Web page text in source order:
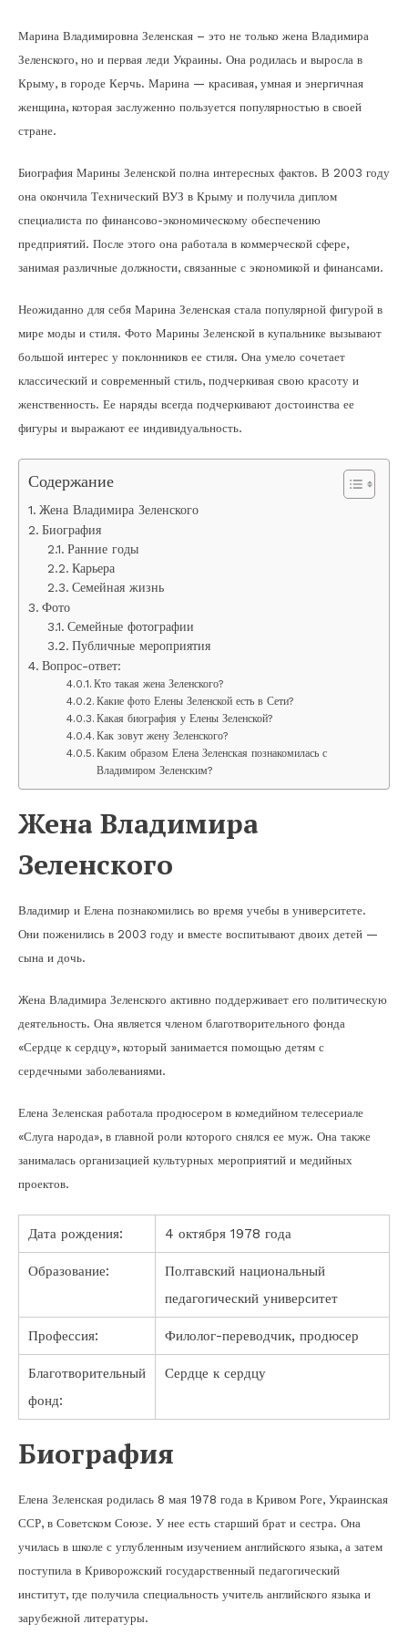
Марина Владимировна Зеленская – это не только жена Владимира
Зеленского, но и первая леди Украины. Она родилась и выросла в
Крыму, в городе Керчь. Марина — красивая, умная и энергичная
женщина, которая заслуженно пользуется популярностью в своей
стране.
Биография Марины Зеленской полна интересных фактов. В 2003 году
она окончила Технический ВУЗ в Крыму и получила диплом
специалиста по финансово-экономическому обеспечению
предприятий. После этого она работала в коммерческой сфере,
занимая различные должности, связанные с экономикой и финансами.
Неожиданно для себя Марина Зеленская стала популярной фигурой в
мире моды и стиля. Фото Марины Зеленской в купальнике вызывают
большой интерес у поклонников ее стиля. Она умело сочетает
классический и современный стиль, подчеркивая свою красоту и
женственность. Ее наряды всегда подчеркивают достоинства ее
фигуры и выражают ее индивидуальность.
Содержание
Жена Владимира Зеленского
Биография
Ранние годы
Карьера
Семейная жизнь
Фото
Семейные фотографии
Публичные мероприятия
Вопрос-ответ:
Кто такая жена Зеленского?
Какие фото Елены Зеленской есть в Сети?
Какая биография у Елены Зеленской?
Как зовут жену Зеленского?
Каким образом Елена Зеленская познакомилась с
Владимиром Зеленским?
Жена Владимира
Зеленского
Владимир и Елена познакомились во время учебы в университете.
Они поженились в 2003 году и вместе воспитывают двоих детей —
сына и дочь.
Жена Владимира Зеленского активно поддерживает его политическую
деятельность. Она является членом благотворительного фонда
«Сердце к сердцу», который занимается помощью детям с
сердечными заболеваниями.
Елена Зеленская работала продюсером в комедийном телесериале
«Слуга народа», в главной роли которого снялся ее муж. Она также
занималась организацией культурных мероприятий и медийных
проектов.
Дата рождения: 4 октября 1978 года
Образование:
Полтавский национальный
педагогический университет
Профессия: Филолог-переводчик, продюсер
Благотворительный
фонд:
Сердце к сердцу
Биография
Елена Зеленская родилась 8 мая 1978 года в Кривом Роге, Украинская
ССР, в Советском Союзе. У нее есть старший брат и сестра. Она
училась в школе с углубленным изучением английского языка, а затем
поступила в Криворожский государственный педагогический
институт, где получила специальность учитель английского языка и
зарубежной литературы.